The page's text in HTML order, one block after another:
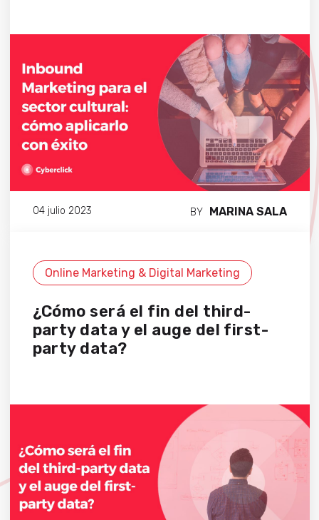
04 julio 2023 BY MARINA SALA
Online Marketing & Digital Marketing
¿Cómo será el fin del third-
party data y el auge del first-
party data?